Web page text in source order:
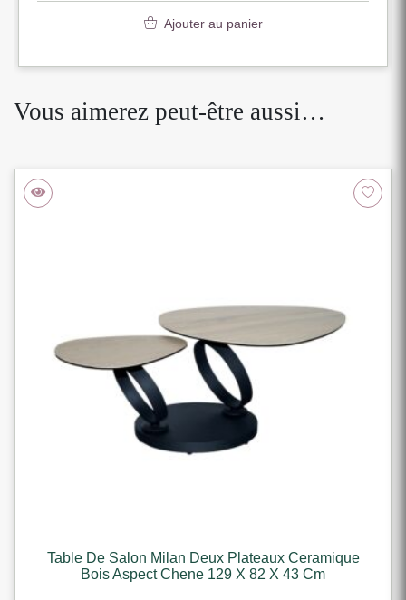
Ajouter au panier
Vous aimerez peut-être aussi…
Table De Salon Milan Deux Plateaux Ceramique
Bois Aspect Chene 129 X 82 X 43 Cm